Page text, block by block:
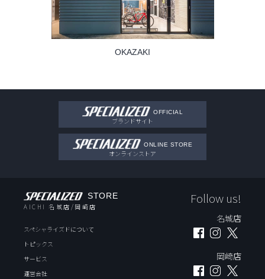
OKAZAKI
OFFICIAL
ブランドサイト
ONLINE STORE
オンラインストア
STORE
AICHI 名城店 / 岡崎店
スペシャライズドについて
トピックス
サービス
運営会社
Follow us!
名城店
岡崎店